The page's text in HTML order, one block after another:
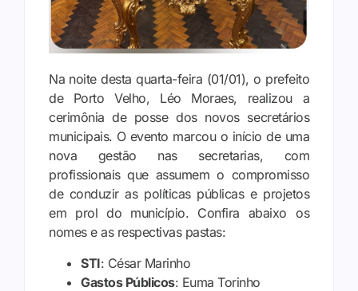
Na noite desta quarta-feira (01/01), o prefeito
de Porto Velho, Léo Moraes, realizou a
cerimônia de posse dos novos secretários
municipais. O evento marcou o início de uma
nova gestão nas secretarias, com
profissionais que assumem o compromisso
de conduzir as políticas públicas e projetos
em prol do município. Confira abaixo os
nomes e as respectivas pastas:
STI: César Marinho
Gastos Públicos: Euma Torinho